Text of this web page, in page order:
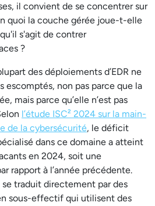
il convient de se concentrer sur
quoi la couche gérée joue-t-elle
s'agit de contrer
?
des déploiements d’EDR ne
escomptés, non pas parce que la
mais parce qu’elle n’est pas
l’étude ISC² 2024 sur la main-
de la cybersécurité, le déficit
dans ce domaine a atteint
en 2024, soit une
rapport à l’année précédente.
traduit directement par des
sous-effectif qui utilisent des